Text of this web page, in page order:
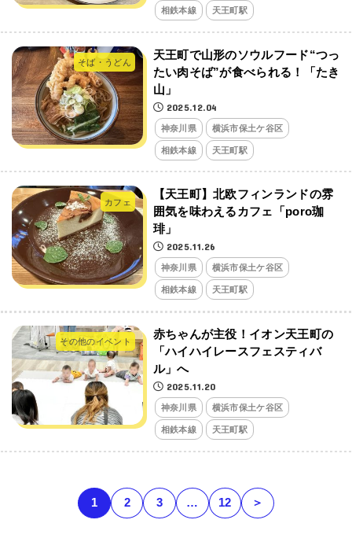
相鉄本線 天王町駅
そば・うどん
天王町で山形のソウルフード“つっ
たい肉そば”が食べられる！「たき
山」
2025.12.04
神奈川県 横浜市保土ケ谷区
相鉄本線 天王町駅
カフェ
【天王町】北欧フィンランドの雰
囲気を味わえるカフェ「poro珈
琲」
2025.11.26
神奈川県 横浜市保土ケ谷区
相鉄本線 天王町駅
その他のイベント
赤ちゃんが主役！イオン天王町の
「ハイハイレースフェスティバ
ル」へ
2025.11.20
神奈川県 横浜市保土ケ谷区
相鉄本線 天王町駅
1 2 3 … 12 ＞